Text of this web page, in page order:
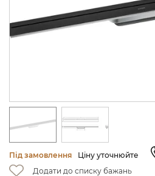
Під замовлення
Ціну уточнюйте
Додати до списку бажань